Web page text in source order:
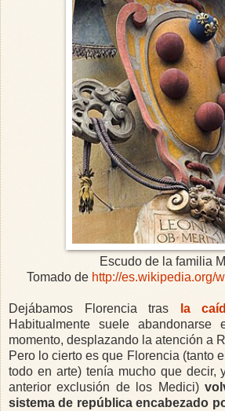
Escudo de la familia
Tomado de http://es.wikipedia.org/
Dejábamos Florencia tras la
Habitualmente suele
momento, desplazando la atención a
Pero lo cierto es que Florencia (tanto
todo en arte) tenía mucho que decir,
anterior exclusión de los Medici)
sistema de república encabezado